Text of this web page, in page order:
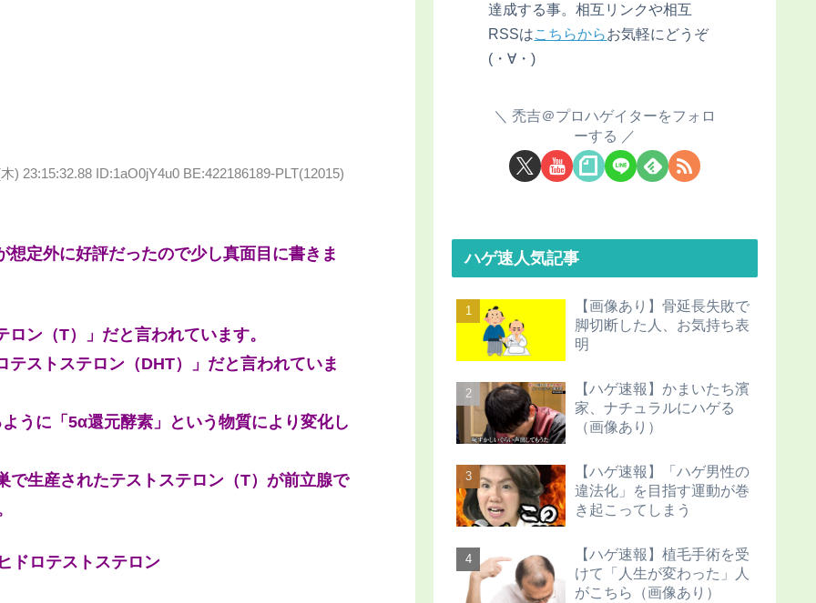
) 23:15:32.88 ID:1aO0jY4u0 BE:422186189-PLT(12015)
定外に好評だったので少し真面目に書きま
ン（T）」だと言われています。
ストステロン（DHT）」だと言われていま
うに「5α還元酵素」という物質により変化し
生産されたテストステロン（T）が前立腺で
ロテストステロン
達成する事。相互リンクや相互
RSSはこちらからお気軽にどうぞ
(・∀・)
禿吉＠プロハゲイターをフォロ
ーする
ハゲ速人気記事
【画像あり】骨延長失敗で
脚切断した人、お気持ち表
明
【ハゲ速報】かまいたち濱
家、ナチュラルにハゲる
（画像あり）
【ハゲ速報】「ハゲ男性の
違法化」を目指す運動が巻
き起こってしまう
【ハゲ速報】植毛手術を受
けて「人生が変わった」人
がこちら（画像あり）